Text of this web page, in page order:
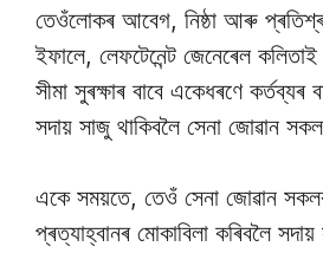
তেওঁলোকৰ আবেগ, নিষ্ঠা আৰু
ইফালে, লেফটেনেন্ট জেনেৰেল
সীমা সুৰক্ষাৰ বাবে একেধৰণে কৰ্তব্যৰ
সদায় সাজু থাকিবলৈ সেনা জোৱান
একে সময়তে, তেওঁ সেনা জোৱান
প্ৰত্যাহ্বানৰ মোকাবিলা কৰিবলৈ